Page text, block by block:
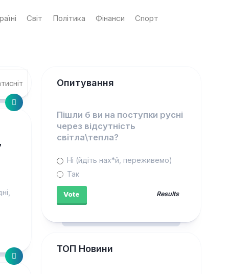
Світ Політика Фінанси
Спорт
Опитування
Пішли б ви на поступки русні
через відсутність
світла\тепла?
Ні (йдіть нах*й, переживемо)
Так
Results
ТОП Новини